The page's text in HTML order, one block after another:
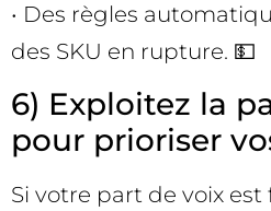
• Des règles
des SKU en rupture. 💵
6) Exploitez la
pour prioriser
Si votre part de voix est